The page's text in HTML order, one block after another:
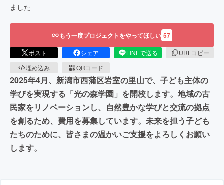
ました
もう一度プロジェクトをやってほしい 57
ポスト シェア LINEで送る
URLコピー
埋め込み
QRコード
2025年4月、新潟市西蒲区岩室の里山で、子ども主体の
学びを実現する「光の森学園」を開校します。地域の古
民家をリノベーションし、自然豊かな学びと交流の拠点
を創るため、費用を募集しています。未来を担う子ども
たちのために、皆さまの温かいご支援をよろしくお願い
します。